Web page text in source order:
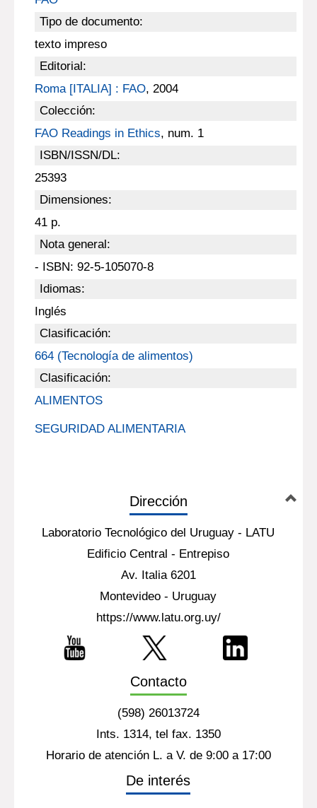
Tipo de documento:
texto impreso
Editorial:
Roma [ITALIA] : FAO, 2004
Colección:
FAO Readings in Ethics, num. 1
ISBN/ISSN/DL:
25393
Dimensiones:
41 p.
Nota general:
- ISBN: 92-5-105070-8
Idiomas:
Inglés
Clasificación:
664 (Tecnología de alimentos)
Clasificación:
ALIMENTOS
SEGURIDAD ALIMENTARIA
Dirección
Laboratorio Tecnológico del Uruguay - LATU
Edificio Central - Entrepiso
Av. Italia 6201
Montevideo - Uruguay
https://www.latu.org.uy/
Contacto
(598) 26013724
Ints. 1314, tel fax. 1350
Horario de atención L. a V. de 9:00 a 17:00
De interés